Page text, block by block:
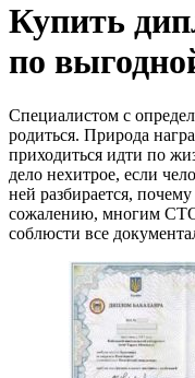
Купить
по
Специалистом с
родиться. Природа
приходиться идти по
дело нехитрое, если
ней разбирается,
сожалению, многим СТО
соблюсти все